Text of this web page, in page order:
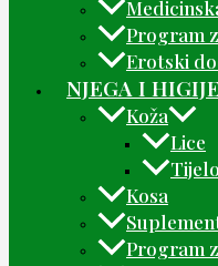
Program
Erotski
NJEGA I
Koža
Lice
Tijelo
Kosa
Program